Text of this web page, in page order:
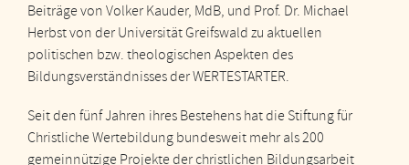
Beiträge von Volker Kauder, MdB, und Prof. Dr. Michael
Herbst von der Universität Greifswald zu aktuellen
politischen bzw. theologischen Aspekten des
Bildungsverständnisses der WERTESTARTER.
Seit den fünf Jahren ihres Bestehens hat die Stiftung für
Christliche Wertebildung bundesweit mehr als 200
gemeinnützige Projekte der christlichen Bildungsarbeit